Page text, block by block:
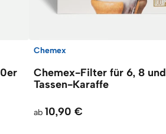
Chemex
Chemex-Filter für 6, 8 und
Tassen-Karaffe
ab 10,90 €